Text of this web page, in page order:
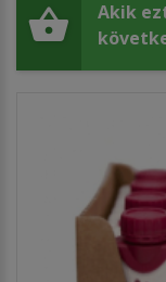
Akik